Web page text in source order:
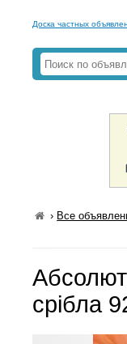
Доска частных
› Все
срібла